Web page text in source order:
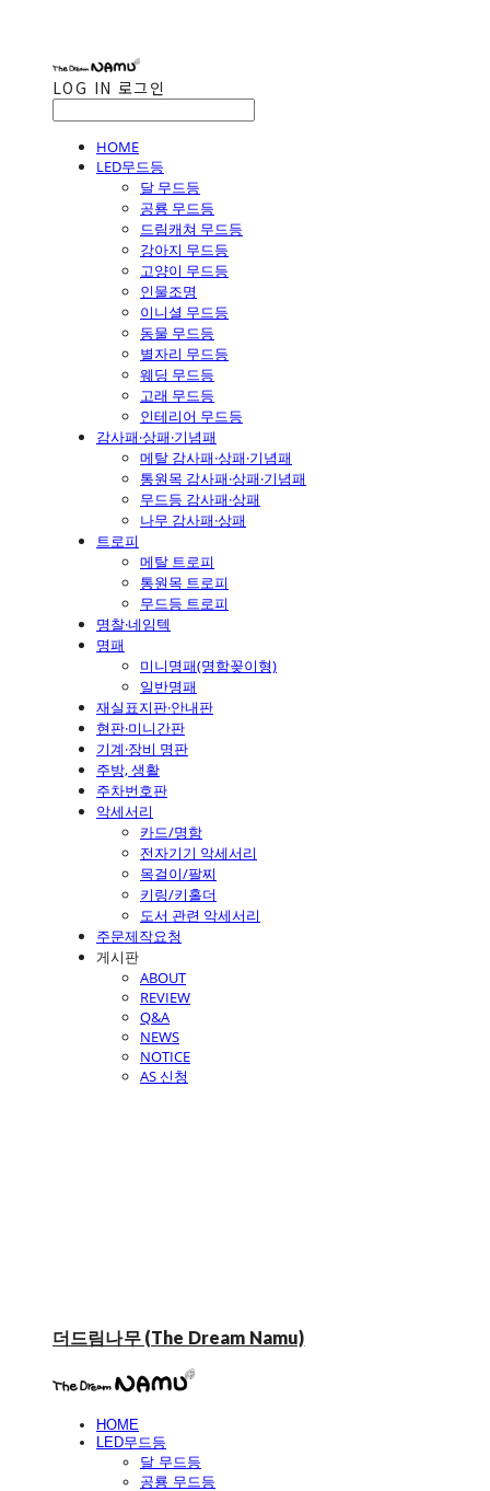
LOG IN 로그인
HOME
LED무드등
달 무드등
공룡 무드등
드림캐쳐 무드등
강아지 무드등
고양이 무드등
인물조명
이니셜 무드등
동물 무드등
별자리 무드등
웨딩 무드등
고래 무드등
인테리어 무드등
감사패·상패·기념패
메탈 감사패·상패·기념패
통원목 감사패·상패·기념패
무드등 감사패·상패
나무 감사패·상패
트로피
메탈 트로피
통원목 트로피
무드등 트로피
명찰·네임텍
명패
미니명패(명함꽂이형)
일반명패
재실표지판·안내판
현판·미니간판
기계·장비 명판
주방, 생활
주차번호판
악세서리
카드/명함
전자기기 악세서리
목걸이/팔찌
키링/키홀더
도서 관련 악세서리
주문제작요청
게시판
ABOUT
REVIEW
Q&A
NEWS
NOTICE
AS 신청
더드림나무 (The Dream Namu)
HOME
LED무드등
달 무드등
공룡 무드등